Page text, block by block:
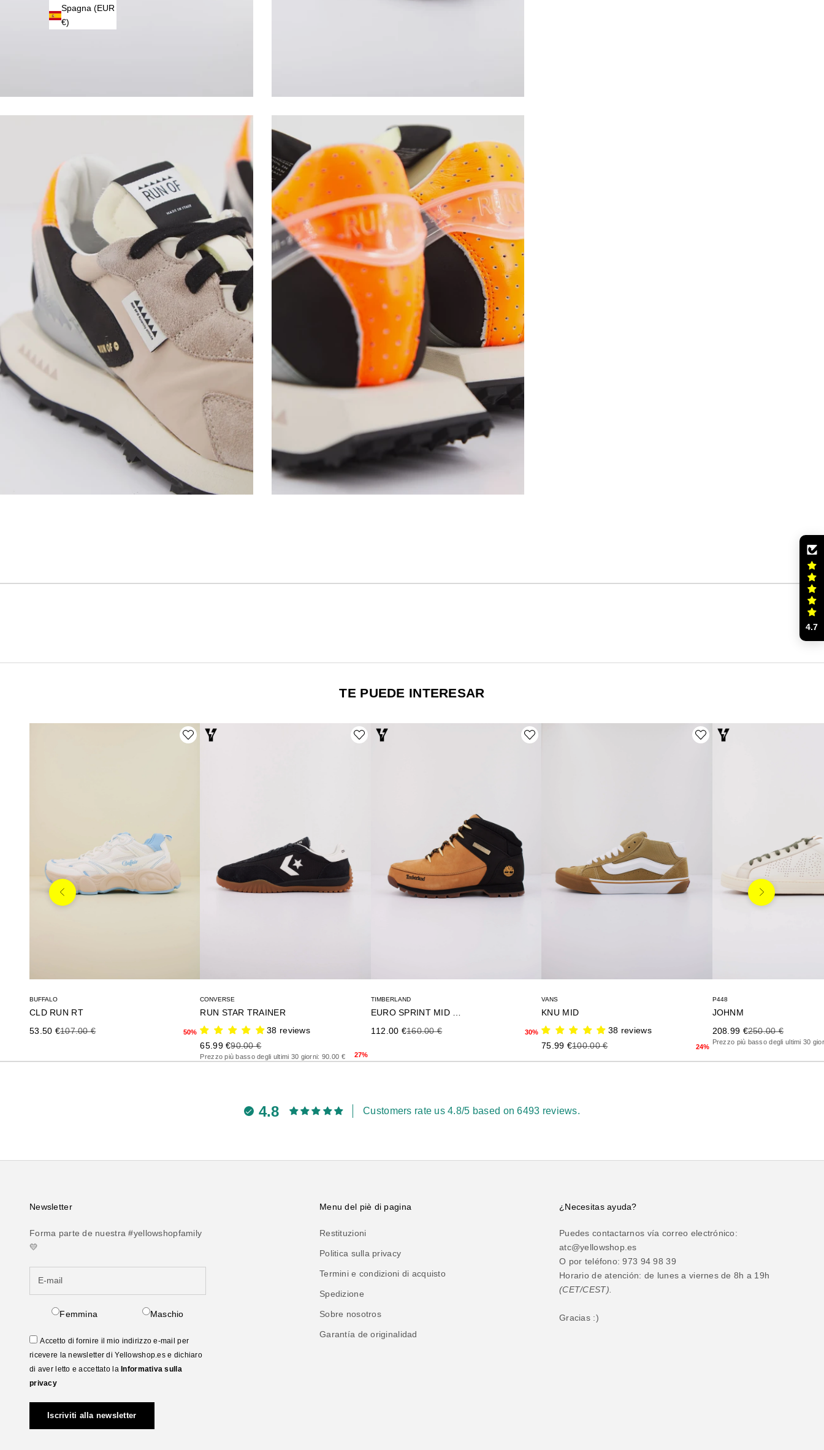
Spagna (EUR
€)
TE PUEDE INTERESAR
BUFFALO
CLD RUN RT
Precio de oferta
53.50 €Precio anterior
107.00 € 50%
CONVERSE
RUN STAR TRAINER
38 reviews
Precio de oferta
65.99 €Precio anterior
90.00 €
Prezzo più basso degli ultimi 30 giorni: 90.00 € 27%
TIMBERLAND
Precio de oferta
112.00 €Precio anterior
160.00 € 30%
VANS
KNU MID
38 reviews
Precio de oferta
75.99 €Precio anterior
100.00 € 24%
P448
JOHNM
Precio de oferta
208.99 €Precio anterior
250.00 €
Prezzo più basso degli ultimi 30
Anterior Siguiente
4.8 Customers rate us 4.8/5 based on 6493 reviews.
Newsletter
Forma parte de nuestra #yellowshopfamily
💛
Femmina Maschio
Accetto di fornire il mio indirizzo e-mail per
ricevere la newsletter di Yellowshop.es e dichiaro
di aver letto e accettato laInformativa sulla
privacy
Iscriviti alla newsletter
Menu del piè di pagina
Restituzioni
Politica sulla privacy
Termini e condizioni di acquisto
Spedizione
Sobre nosotros
Garantía de originalidad
¿Necesitas ayuda?
Puedes contactarnos vía correo electrónico:
atc@yellowshop.es
O por teléfono: 973 94 98 39
Horario de atención: de lunes a viernes de 8h a 19h
(CET/CEST).
Gracias :)
4.7